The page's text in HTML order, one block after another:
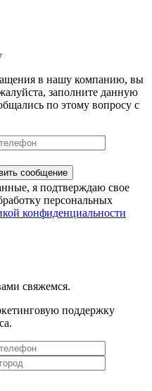
в нашу компанию, вы
заполните данную
по этому вопросу с
сообщение
я подтверждаю свое
персональных
конфиденциальности
свяжемся.
поддержку